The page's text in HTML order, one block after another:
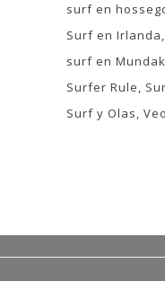
surf en
Surf en Irlanda
surf en
Surfer Rule
Surf y Olas